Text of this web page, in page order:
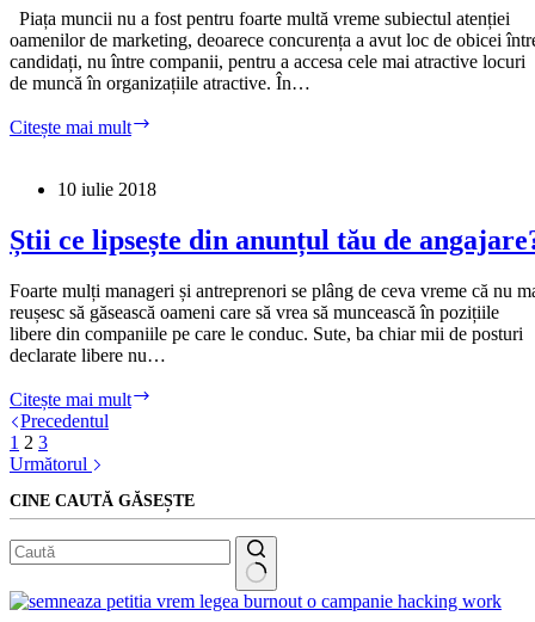
Cash?
Cum
ne
construim
brandul
Piața muncii nu a fost pentru foarte multă vreme subiectul atenției
oamenilor de marketing, deoarece concurența a avut loc de obicei
candidați, nu între companii, pentru a accesa cele mai atractive locuri
de muncă în organizațiile atractive. În…
Citește mai mult
Branding
Love.
Bonus:
Creativitate
și
Profit
10 iulie 2018
Știi ce lipsește din anunțul tău de
Foarte mulți manageri și antreprenori se plâng de ceva vreme că nu
reușesc să găsească oameni care să vrea să muncească în pozițiile
libere din companiile pe care le conduc. Sute, ba chiar mii de posturi
declarate libere nu…
Citește mai mult
tău
de
angajare?
Precedentul
1 2 3
Următorul
CINE CAUTĂ GĂSEȘTE
Niciun